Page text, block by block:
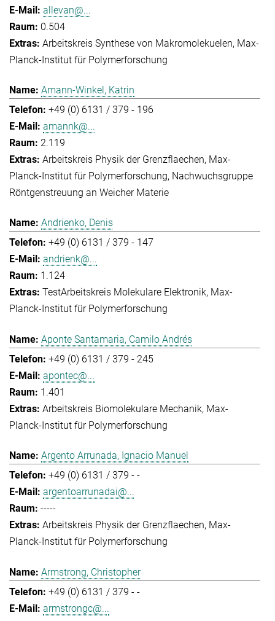
allevan@...
0.504
Arbeitskreis Synthese von Makromolekuelen Max-
Planck-Institut für Polymerforschung
Amann-Winkel, Katrin
+49 (0) 6131 / 379 - 196
amannk@...
2.119
Arbeitskreis Physik der Grenzflaechen Max-
Planck-Institut für Polymerforschung Nachwuchsgruppe
Röntgenstreuung an Weicher Materie
Andrienko, Denis
+49 (0) 6131 / 379 - 147
andrienk@...
1.124
TestArbeitskreis Molekulare Elektronik Max-
Planck-Institut für Polymerforschung
Aponte Santamaria, Camilo Andrés
+49 (0) 6131 / 379 - 245
apontec@...
1.401
Arbeitskreis Biomolekulare Mechanik Max-
Planck-Institut für Polymerforschung
Argento Arrunada, Ignacio Manuel
+49 (0) 6131 / 379 - -
argentoarrunadai@...
-----
Arbeitskreis Physik der Grenzflaechen Max-
Planck-Institut für Polymerforschung
Armstrong, Christopher
+49 (0) 6131 / 379 - -
armstrongc@...